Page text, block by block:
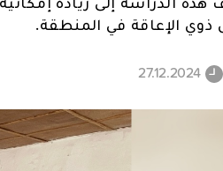
الإعاقة في المنطقة.
27.12.2024